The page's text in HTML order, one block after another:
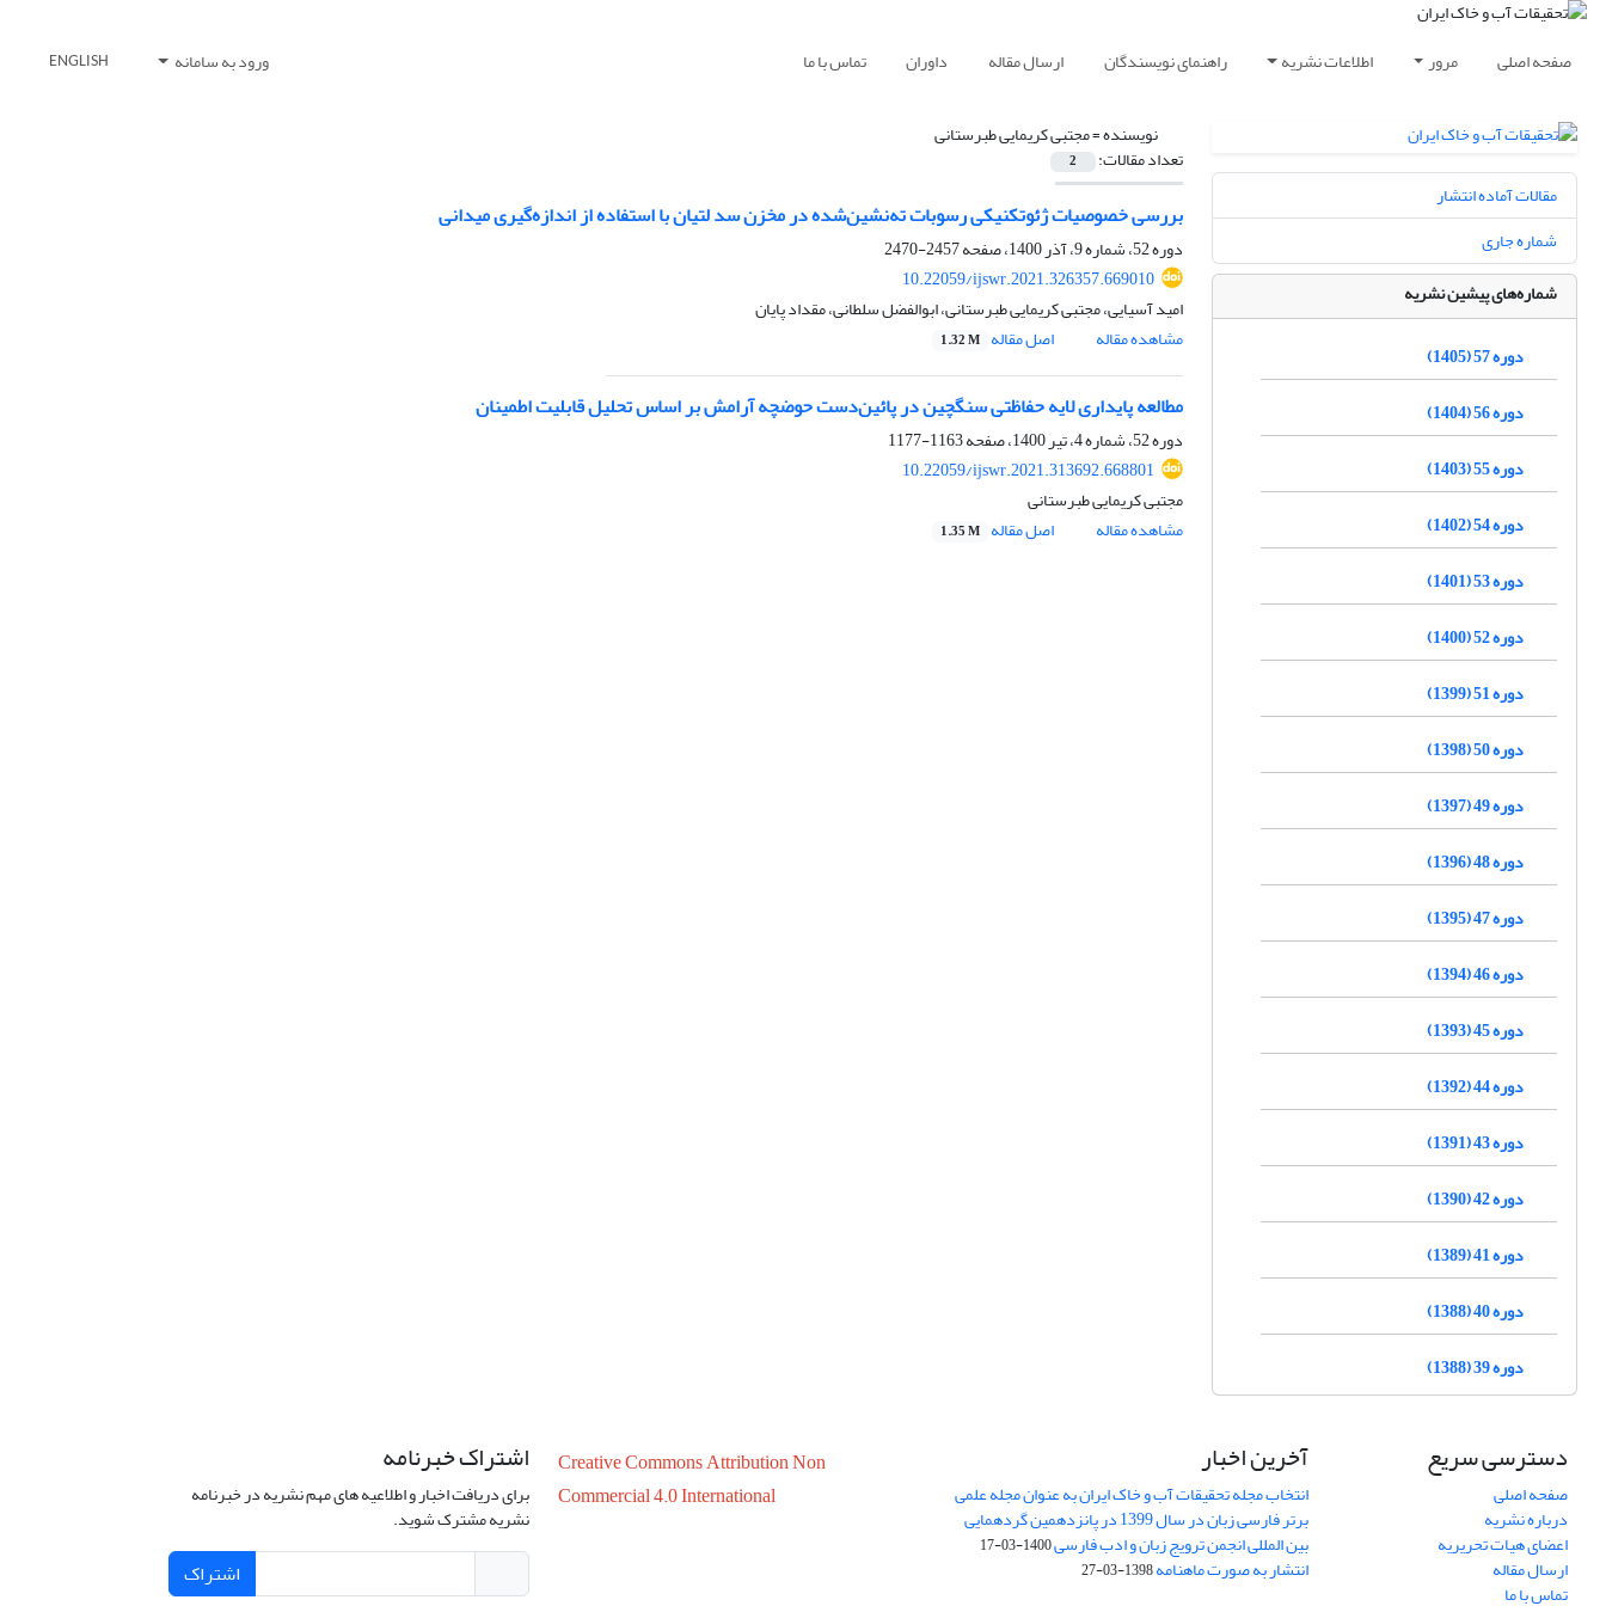
صفحه اصلی مرور اطلاعات نشریه راهنمای نویسندگان ارسال مقاله داوران تماس با ما ورود به سامانه ENGLISH
نویسنده =مجتبی کریمایی طبرستانی
تعداد مقالات: 2
بررسی خصوصیات ژئوتکنیکی رسوبات ته‌‌نشین‌شده در مخزن سد لتیان با استفاده از اندازه‌گیری میدانی
دوره 52، شماره 9، آذر 1400، صفحه
2457-2470
10.22059/ijswr.2021.326357.669010
امید آسیایی، مجتبی کریمایی طبرستانی، ابوالفضل سلطانی، مقداد پایان
مشاهده مقاله
اصل مقاله 1.32 M
مطالعه پایداری لایه حفاظتی سنگچین در پائین‌دست حوضچه آرامش بر اساس تحلیل قابلیت اطمینان
دوره 52، شماره 4، تیر 1400، صفحه
1163-1177
10.22059/ijswr.2021.313692.668801
مجتبی کریمایی طبرستانی
مشاهده مقاله
اصل مقاله 1.35 M
مقالات آماده انتشار
شماره جاری
شماره‌های پیشین نشریه
دوره 57 (1405)
دوره 56 (1404)
دوره 55 (1403)
دوره 54 (1402)
دوره 53 (1401)
دوره 52 (1400)
دوره 51 (1399)
دوره 50 (1398)
دوره 49 (1397)
دوره 48 (1396)
دوره 47 (1395)
دوره 46 (1394)
دوره 45 (1393)
دوره 44 (1392)
دوره 43 (1391)
دوره 42 (1390)
دوره 41 (1389)
دوره 40 (1388)
دوره 39 (1388)
دسترسی سریع
صفحه اصلی
درباره نشریه
اعضای هیات تحریریه
ارسال مقاله
تماس با ما
آخرین اخبار
انتخاب مجله تحقیقات آب و خاک ایران به عنوان مجله علمی
برتر فارسی زبان در سال 1399 در پانزدهمین گردهمایی
بین المللی انجمن ترویج زبان و ادب فارسی1400-03-17
انتشار به صورت ماهنامه1398-03-27
Creative Commons Attribution Non
Commercial 4.0 International
اشتراک خبرنامه
برای دریافت اخبار و اطلاعیه های مهم نشریه در خبرنامه
نشریه مشترک شوید.
اشتراک